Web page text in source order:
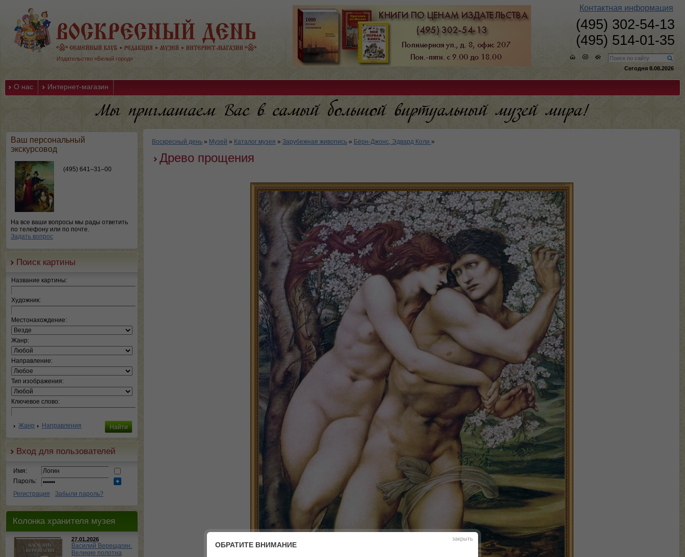
Издательство «Белый город»
Контактная информация
(495) 302-54-13
(495) 514-01-35
Сегодня 8.08.2026
О нас Интернет-магазин
Ваш персональный
экскурсовод
(495) 641–31–00
На все ваши вопросы мы рады ответить
по телефону или по почте.
Задать вопрос
Поиск картины
Название картины:
Художник:
Местонахождение:
Жанр:
Направление:
Тип изображения:
Ключевое слово:
Жанр Направления
Вход для пользователей
Имя:
Пароль:
Регистрация
Забыли пароль?
Колонка хранителя музея
27.01.2026
Василий Верещагин.
Великие полотна
Воскресный день » Музей » Каталог музея » Зарубежная живопись » Бёрн-Джонс, Эдвард Коли »
Древо прощения
закрыть
ОБРАТИТЕ ВНИМАНИЕ